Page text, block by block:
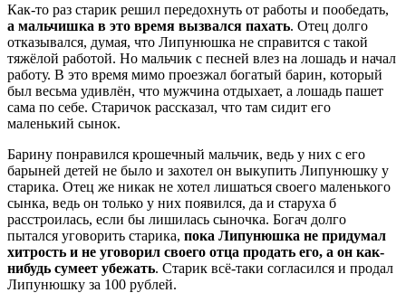
Как-то раз старик решил передохнуть от работы и пообедать,
а мальчишка в это время вызвался пахать. Отец долго
отказывался, думая, что Липунюшка не справится с такой
тяжёлой работой. Но мальчик с песней влез на лошадь и начал
работу. В это время мимо проезжал богатый барин, который
был весьма удивлён, что мужчина отдыхает, а лошадь пашет
сама по себе. Старичок рассказал, что там сидит его
маленький сынок.
Барину понравился крошечный мальчик, ведь у них с его
барыней детей не было и захотел он выкупить Липунюшку у
старика. Отец же никак не хотел лишаться своего маленького
сынка, ведь он только у них появился, да и старуха б
расстроилась, если бы лишилась сыночка. Богач долго
пытался уговорить старика, пока Липунюшка не придумал
хитрость и не уговорил своего отца продать его, а он как-
нибудь сумеет убежать. Старик всё-таки согласился и продал
Липунюшку за 100 рублей.